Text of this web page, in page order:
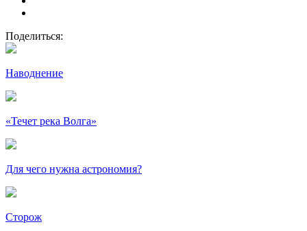
Поделиться:
Наводнение
«Течет река Волга»
Для чего нужна астрономия?
Сторож